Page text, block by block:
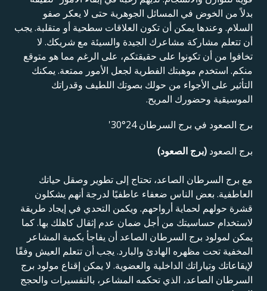
بدلاً من الخوض في المسائل الجوهرية حتى لا يعكر صفو
السلام. وعندها يمكن أن تكون العلاقات سطحية أو متقلبة. يجب
أن تتعلم مشاركة مشاعرك الجيدة والسيئة مع شريكك. لا
تخافوا من أن تكونوا على حقيقتكم، على الرغم مما هو متوقع
منكم. استخدم موهبتك الفطرية لجعل الأمور ممتعة. يمكنك
التأثير على الأجواء من حولك بصوتك اللطيف وقدراتك
الموسيقية وحضورك المريح.
برج الصعود في برج السرطان 24°30'
برج الصعود (برج الصعود)
مع برج السرطان الصاعد، تحتاج إلى تطوير وصقل حياتك
العاطفية. بعض الناس ضعفاء عاطفيًا لدرجة أنهم يشكلون
قشرة حولهم لحماية أرواحهم. ويكمن التحدي في إيجاد طريقة
لاستخدام حساسيتك من أجل ضمان عدم إثقال كاهلك بها. كما
يمكن لمولود برج السرطان الصاعد أن يفاجأ بكمية المشاعر
المخفية تحت مظهره الهادئ والبارد. يجب أن تتعلم العيش وفقًا
لإيقاعاتك وتياراتك الداخلية والعضوية. لا يمكن إقناع مولود برج
السرطان الصاعد، الذي تحكمه المشاعر، بالتفسيرات والحجج